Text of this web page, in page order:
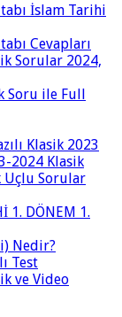
İslam Tarihi
Cevapları
Sorular 2024,
Soru ile Full
Klasik 2023
2024 Klasik
Uçlu Sorular
1. DÖNEM 1.
Nedir?
Test
ve Video